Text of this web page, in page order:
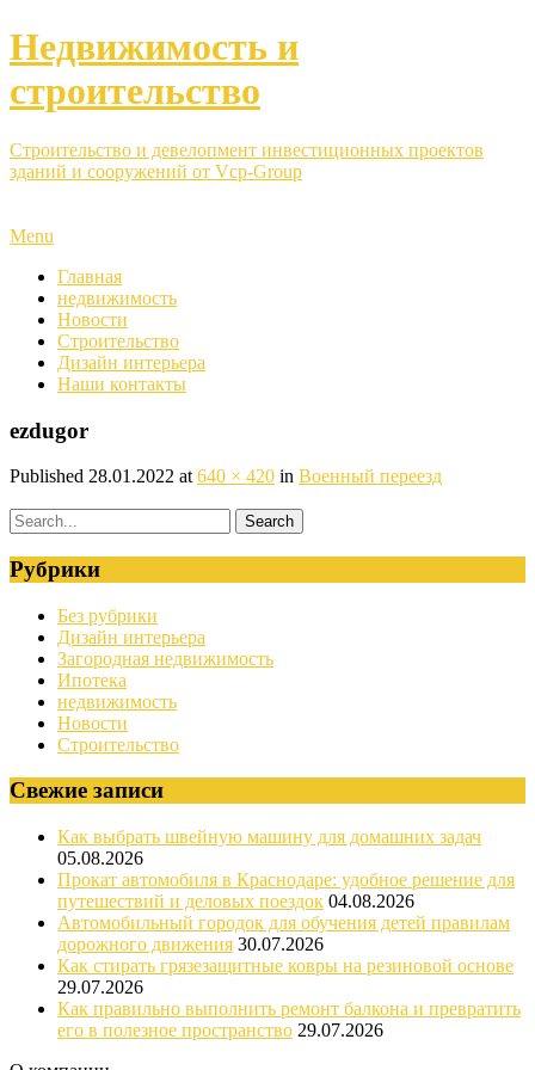
Недвижимость и
строительство
Строительство и девелопмент инвестиционных проектов
зданий и сооружений от Vcp-Group
Menu
Главная
недвижимость
Новости
Строительство
Дизайн интерьера
Наши контакты
ezdugor
Published 28.01.2022 at 640 × 420 in Военный переезд
Рубрики
Без рубрики
Дизайн интерьера
Загородная недвижимость
Ипотека
недвижимость
Новости
Строительство
Свежие записи
Как выбрать швейную машину для домашних задач
05.08.2026
Прокат автомобиля в Краснодаре: удобное решение для
путешествий и деловых поездок 04.08.2026
Автомобильный городок для обучения детей правилам
дорожного движения 30.07.2026
Как стирать грязезащитные ковры на резиновой основе
29.07.2026
Как правильно выполнить ремонт балкона и превратить
его в полезное пространство 29.07.2026